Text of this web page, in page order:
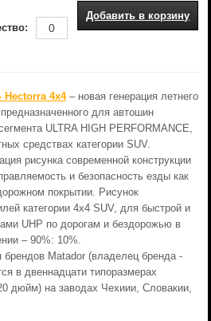
Добавить в корзину
Hectorra 4x4– новая генерация летнего
для автошин
ULTRA HIGH PERFORMANCE,
средствах категории SUV.
рисунка современной конструкции
и безопасность езды как
покрытии. Рисунок
категории 4х4 SUV, для быстрой и
UHP по дорогам и бездорожью в
– 90%: 10%.
Matador (владелец бренда -
в двеннадцати типоразмерах
дюйм) на заводах Чехиии, Словакии,